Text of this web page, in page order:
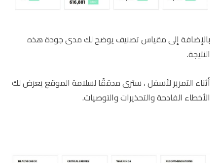
بالإضافة إلى مقياس تصنيف يوضح لك مدى جودة هذه
النتيجة.
أثناء التمرير لأسفل ، سترى مدققًا لسلامة الموقع يعرض لك
الأخطاء الفادحة والتحذيرات والتوصيات.